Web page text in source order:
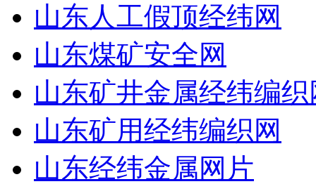
山东人工假顶经纬网
山东煤矿安全网
山东矿井金属经纬编织
山东矿用经纬编织网
山东经纬金属网片